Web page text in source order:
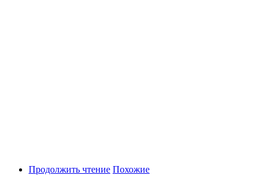
Продолжить чтение Похожие